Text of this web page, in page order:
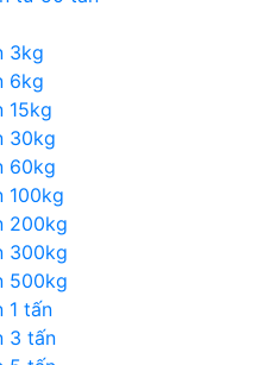
3kg
6kg
15kg
30kg
60kg
100kg
200kg
300kg
500kg
1 tấn
3 tấn